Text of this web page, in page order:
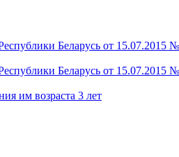
Беларусь от 15.07.2015
Беларусь от 15.07.2015
им возраста 3 лет